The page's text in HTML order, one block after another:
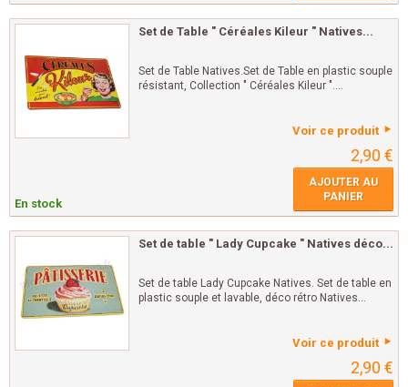
Set de Table " Céréales Kileur " Natives...
Set de Table Natives.Set de Table en plastic souple
résistant, Collection " Céréales Kileur "....
Voir ce produit
2,90 €
En stock
AJOUTER AU
PANIER
Set de table " Lady Cupcake " Natives déco...
Set de table Lady Cupcake Natives. Set de table en
plastic souple et lavable, déco rétro Natives...
Voir ce produit
2,90 €